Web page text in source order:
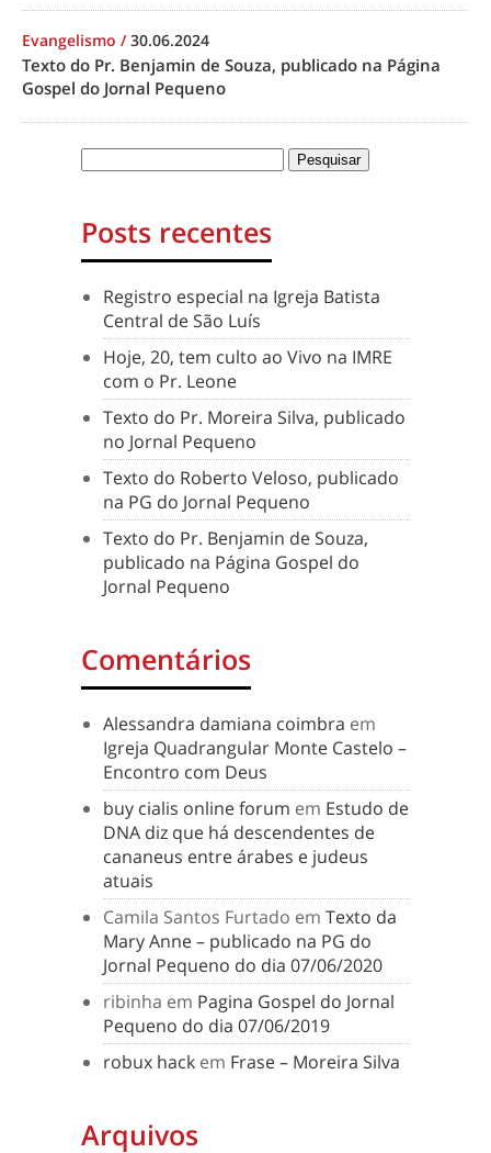
Evangelismo /30.06.2024
Texto do Pr. Benjamin de Souza, publicado na Página
Gospel do Jornal Pequeno
Posts recentes
Registro especial na Igreja Batista
Central de São Luís
Hoje, 20, tem culto ao Vivo na IMRE
com o Pr. Leone
Texto do Pr. Moreira Silva, publicado
no Jornal Pequeno
Texto do Roberto Veloso, publicado
na PG do Jornal Pequeno
Texto do Pr. Benjamin de Souza,
publicado na Página Gospel do
Jornal Pequeno
Comentários
Alessandra damiana coimbra em
Igreja Quadrangular Monte Castelo –
Encontro com Deus
buy cialis online forum em Estudo de
DNA diz que há descendentes de
cananeus entre árabes e judeus
atuais
Camila Santos Furtado em Texto da
Mary Anne – publicado na PG do
Jornal Pequeno do dia 07/06/2020
ribinha em Pagina Gospel do Jornal
Pequeno do dia 07/06/2019
robux hack em Frase – Moreira Silva
Arquivos